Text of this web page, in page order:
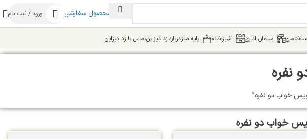
ساخت محصول سفارشی ورود / ثبت نام
مبلمان اداری آشپزخانه پایه میزدرباره زد دیزاینتماس با زد دیزاین
نفره
خواب دو نفره”
خواب دو نفره